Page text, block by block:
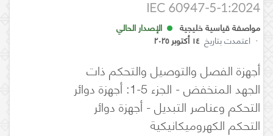
IEC 60947-5-1:2024
مواصفة قياسية خليجية
الإصدار الحالي
· اعتمدت بتاريخ ١٤ أكتوبر ٢٠٢٥
أجهزة الفصل والتوصيل والتحكم ذات
الجهد المنخفض - الجزء 5-1: أجهزة دوائر
التحكم وعناصر التبديل - أجهزة دوائر
التحكم الكهروميكانيكية